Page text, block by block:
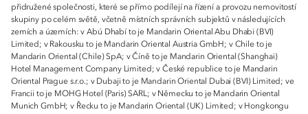
přidružené společnosti, které se přímo podílejí na řízení a provozu nemovitostí
skupiny po celém světě, včetně místních správních subjektů v následujících
zemích a územích: v Abú Dhabí to je Mandarin Oriental Abu Dhabi (BVI)
Limited; v Rakousku to je Mandarin Oriental Austria GmbH; v Chile to je
Mandarin Oriental (Chile) SpA; v Číně to je Mandarin Oriental (Shanghai)
Hotel Management Company Limited; v České republice to je Mandarin
Oriental Prague s.r.o.; v Dubaji to je Mandarin Oriental Dubai (BVI) Limited; ve
Francii to je MOHG Hotel (Paris) SARL; v Německu to je Mandarin Oriental
Munich GmbH; v Řecku to je Mandarin Oriental (UK) Limited; v Hongkongu